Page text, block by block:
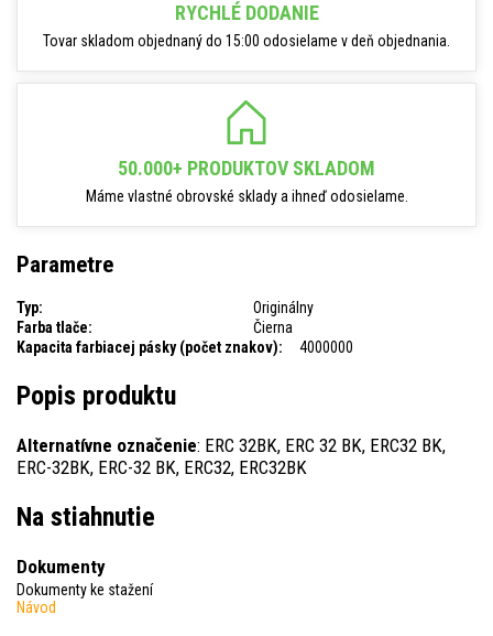
RYCHLÉ DODANIE
Tovar skladom objednaný do 15:00 odosielame v deň objednania.
50.000+ PRODUKTOV SKLADOM
Máme vlastné obrovské sklady a ihneď odosielame.
Parametre
Typ:
Originálny
Farba tlače:
Čierna
Kapacita farbiacej pásky (počet znakov):
4000000
Popis produktu
Alternatívne označenie: ERC 32BK, ERC 32 BK, ERC32 BK,
ERC-32BK, ERC-32 BK, ERC32, ERC32BK
Na stiahnutie
Dokumenty
Dokumenty ke stažení
Návod